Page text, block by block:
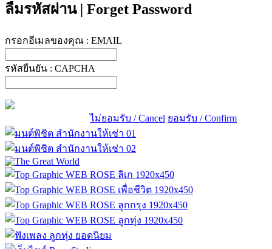
ลืมรหัสผ่าน | Forget Password
กรอกอีเมลของคุณ : EMAIL
รหัสยืนยัน : CAPCHA
ไม่ยอมรับ / Cancel ยอมรับ / Confirm